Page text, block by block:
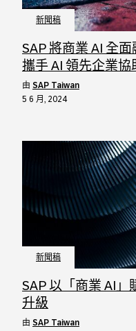
新聞稿
SAP 將商業 AI 全
攜手 AI 領先企業
SAP Taiwan
5 6 月, 2024
新聞稿
SAP 以「商業 AI
升級
SAP Taiwan